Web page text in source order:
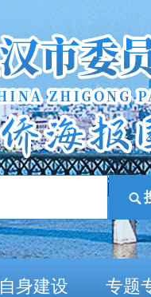
自身建设 专题